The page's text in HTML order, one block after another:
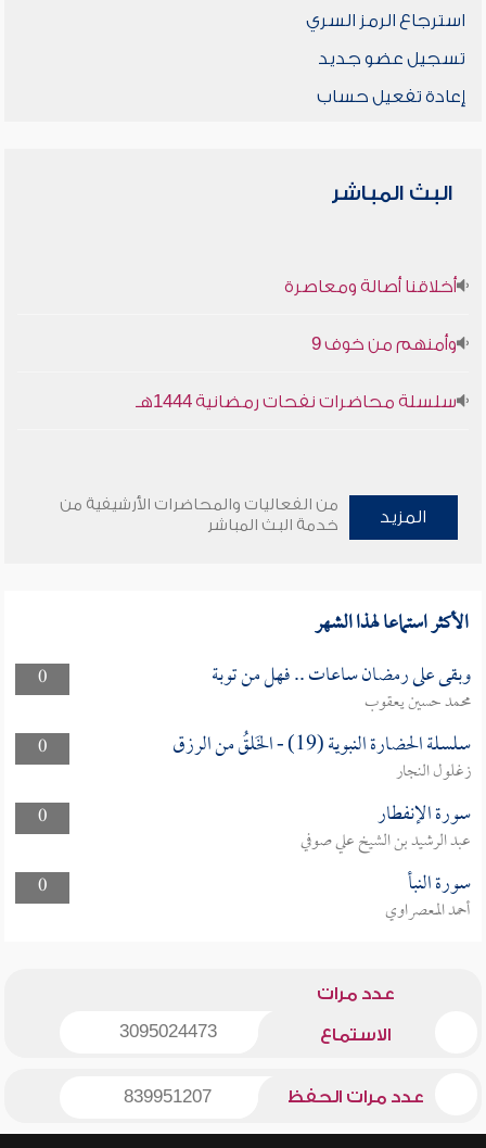
استرجاع الرمز السري
تسجيل عضو جديد
إعادة تفعيل حساب
البث المباشر
أخلاقنا أصالة ومعاصرة
وأمنهم من خوف 9
سلسلة محاضرات نفحات رمضانية 1444هـ
المزيد
من الفعاليات والمحاضرات الأرشيفية من
خدمة البث المباشر
الأكثر استماعا لهذا الشهر
0 وبقى على رمضان ساعات .. فهل من توبة
محمد حسين يعقوب
0
سلسلة الحضارة النبوية (19) - الخَلقُ من الرزق
زغلول النجار
0
سورة الإنفطار
عبد الرشيد بن الشيخ علي صوفي
0
سورة النبأ
أحمد المعصراوي
عدد مرات
الاستماع 3095024473
عدد مرات الحفظ 839951207